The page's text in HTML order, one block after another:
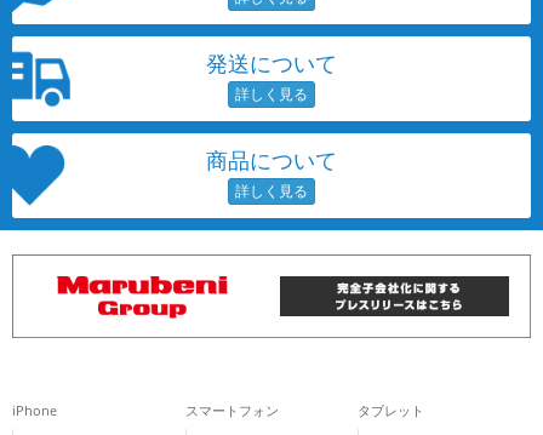
発送について
商品について
iPhone スマートフォン タブレット